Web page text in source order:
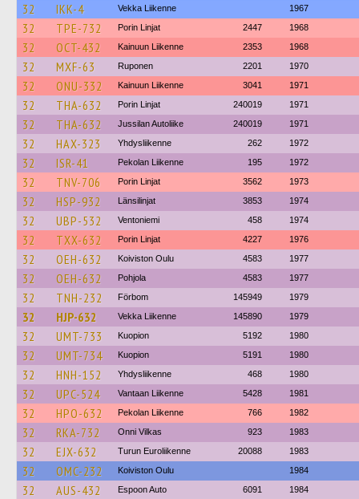
32 IKK-4 Vekka Liikenne 1967
32 TPE-732 Porin Linjat 2447 1968
32 OCT-432 Kainuun Liikenne 2353 1968
32 MXF-63 Ruponen 2201 1970
32 ONU-332 Kainuun Liikenne 3041 1971
32 THA-632 Porin Linjat 240019 1971
32 THA-632 Jussilan Autoliike 240019 1971
32 HAX-323 Yhdysliikenne 262 1972
32 ISR-41 Pekolan Liikenne 195 1972
32 TNV-706 Porin Linjat 3562 1973
32 HSP-932 Länsilinjat 3853 1974
32 UBP-532 Ventoniemi 458 1974
32 TXX-632 Porin Linjat 4227 1976
32 OEH-632 Koiviston Oulu 4583 1977
32 OEH-632 Pohjola 4583 1977
32 TNH-232 Förbom 145949 1979
32 HJP-632 Vekka Liikenne 145890 1979
32 UMT-733 Kuopion 5192 1980
32 UMT-734 Kuopion 5191 1980
32 HNH-152 Yhdysliikenne 468 1980
32 UPC-524 Vantaan Liikenne 5428 1981
32 HPO-632 Pekolan Liikenne 766 1982
32 RKA-732 Onni Vilkas 923 1983
32 EJX-632 Turun Euroliikenne 20088 1983
32 OMC-232 Koiviston Oulu 1984
32 AUS-432 Espoon Auto 6091 1984